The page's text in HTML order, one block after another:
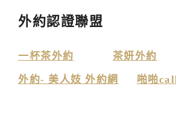
外約認證聯盟
一杯茶外約 茶妍外約
外約- 美人妓 外約網 啪啪